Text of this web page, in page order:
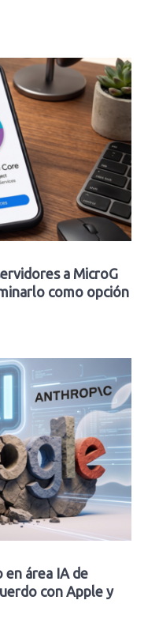
a MicroG
como opción
área IA de
con Apple y